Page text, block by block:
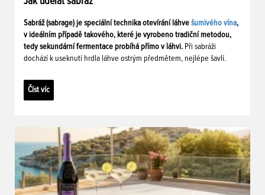
Sabráž (sabrage) je speciální technika otevírání láhve šumivého vína,
v ideálním případě takového, které je vyrobeno tradiční metodou,
tedy sekundární fermentace probíhá přímo v láhvi. Při sabráži
dochází k useknutí hrdla láhve ostrým předmětem, nejlépe šavlí.
Číst víc